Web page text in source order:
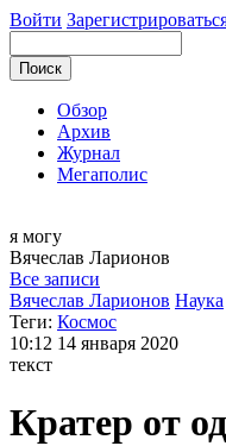
Войти
Обзор
Архив
Журнал
Мегаполис
я могу
Вячеслав Ларионов
Все записи
Вячеслав Ларионов Наука
Теги: Космос
10:12 14 января 2020
текст
Кратер от